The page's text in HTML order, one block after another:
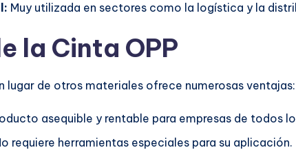
Muy utilizada en sectores como la logística y la
la Cinta OPP
lugar de otros materiales ofrece numerosas ventajas:
asequible y rentable para empresas de todos
requiere herramientas especiales para su aplicación.